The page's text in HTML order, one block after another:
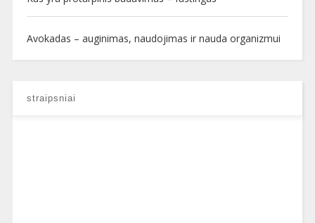
Avokadas – auginimas, naudojimas ir nauda organizmui
straipsniai